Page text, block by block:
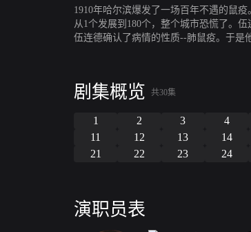
1910年哈尔滨爆发了一场百年不遇的鼠
从1个发展到180个，整个城市恐慌了。
伍连德确认了病情的性质--肺鼠疫。于是
剧集概览 共30集
1 2 3 4
11
12 13 14
21
22 23 24
演职员表